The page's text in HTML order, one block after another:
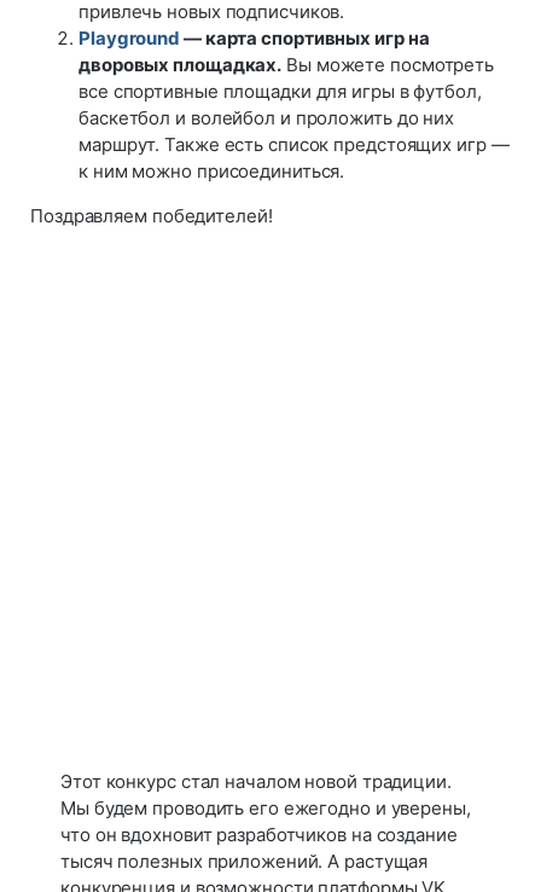
привлечь новых подписчиков.
Playground — карта спортивных игр на
дворовых площадках. Вы можете посмотреть
все спортивные площадки для игры в футбол,
баскетбол и волейбол и проложить до них
маршрут. Также есть список предстоящих игр —
к ним можно присоединиться.
Поздравляем победителей!
Этот конкурс стал началом новой традиции.
Мы будем проводить его ежегодно и уверены,
что он вдохновит разработчиков на создание
тысяч полезных приложений. А растущая